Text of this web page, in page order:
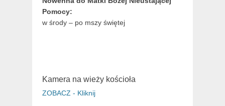
Pomocy:
w środy – po mszy świętej
Kamera na wieży kościoła
ZOBACZ - Kliknij